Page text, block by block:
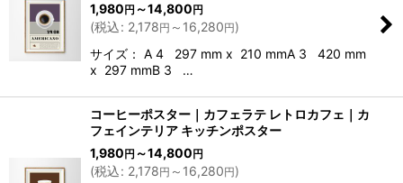
1,980円 ～14,800円
(税込: 2,178円 ～16,280円)
サイズ： A 4 297 mm x 210 mmA 3 420 mm
x 297 mmB 3 …
コーヒーポスター｜カフェラテ レトロカフェ｜カ
フェインテリア キッチンポスター
1,980円 ～14,800円
(税込: 2,178円 ～16,280円)